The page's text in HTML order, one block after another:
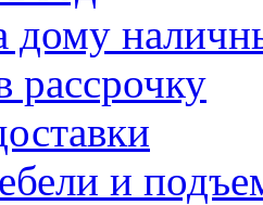
дому
рассрочку
и